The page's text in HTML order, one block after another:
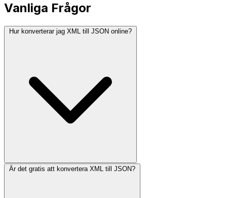
Vanliga Frågor
Hur konverterar jag XML till JSON online?
Är det gratis att konvertera XML till JSON?